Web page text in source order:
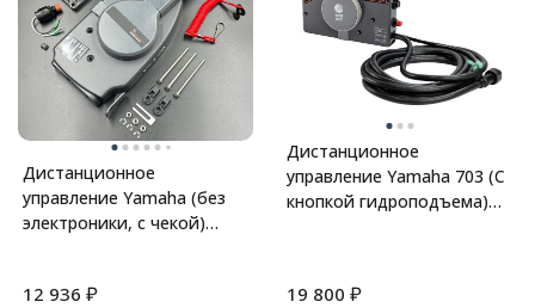
Дистанционное
управление Yamaha (без
электроники, с чекой)
12 936 ₽
Дистанционное
управление Yamaha 703 (С
кнопкой гидроподъема)
19 800 ₽